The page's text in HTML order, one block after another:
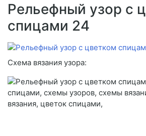
Рельефный узор с
спицами 24
Схема вязания узора: